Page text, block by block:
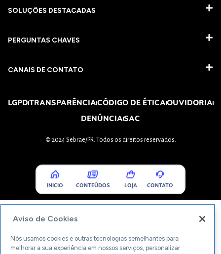
SOLUÇÕES DESTACADAS
PERGUNTAS CHAVES​
CANAIS DE CONTATO
LGPDTRANSPARÊNCIACÓDIGO DE ÉTICAOUVIDORIA
DENÚNCIASAC
© 2024 Sebrae/PR. Todos os direitos reservados.
INICIO CONTEÚDOS LOJA CONTATO
Aviso de Cookies
Nós usamos cookies e outras tecnologias semelhantes para
melhorar a sua experiência em nossos serviços, personalizar